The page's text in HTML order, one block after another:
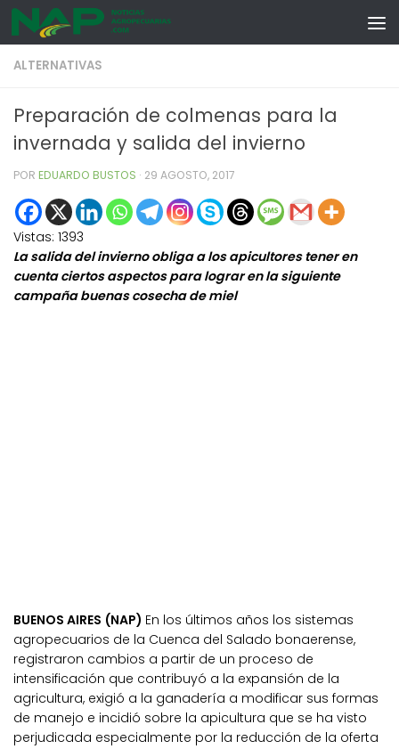
Skip to content
ALTERNATIVAS
Preparación de colmenas para la
invernada y salida del invierno
POR EDUARDO BUSTOS · 29 AGOSTO, 2017
Vistas: 1393
La salida del invierno obliga a los apicultores tener en
cuenta ciertos aspectos para lograr en la siguiente
campaña buenas cosecha de miel
BUENOS AIRES (NAP) En los últimos años los sistemas
agropecuarios de la Cuenca del Salado bonaerense,
registraron cambios a partir de un proceso de
intensificación que contribuyó a la expansión de la
agricultura, exigió a la ganadería a modificar sus formas
de manejo e incidió sobre la apicultura que se ha visto
perjudicada especialmente por la reducción de la oferta